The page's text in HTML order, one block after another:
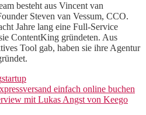
besteht aus Vincent van
Steven van Vessum, CCO.
Jahre lang eine Full-Service
ContentKing gründeten. Aus
Tool gab, haben sie ihre Agentur
startup
einfach online buchen
mit Lukas Angst von Keego